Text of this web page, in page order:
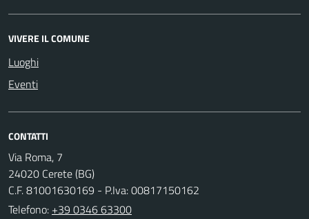
VIVERE IL COMUNE
Luoghi
Eventi
CONTATTI
Via Roma, 7
24020 Cerete (BG)
C.F. 81001630169 - P.Iva: 00817150162
Telefono: +39 0346 63300